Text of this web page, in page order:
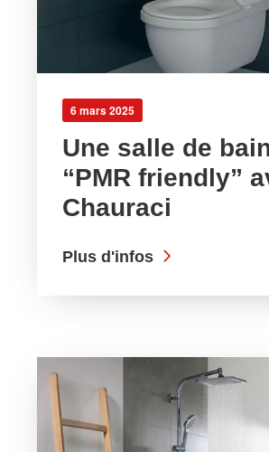
6 mars 2025
Une salle de
“PMR friendly”
Chauraci
Plus d'infos